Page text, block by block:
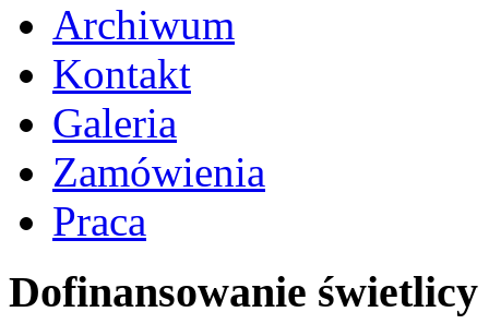
Archiwum
Kontakt
Galeria
Zamówienia
Praca
Dofinansowanie świetlicy